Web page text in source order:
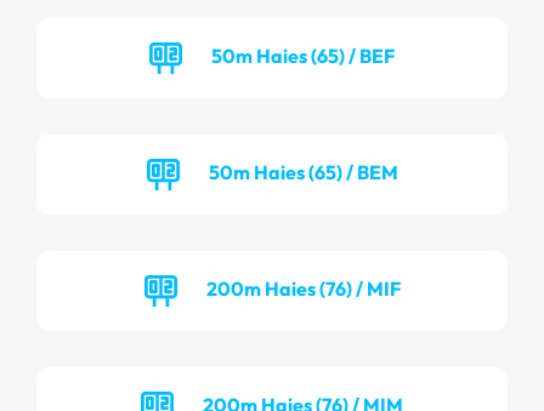
50m Haies (65) / BEF
50m Haies (65) / BEM
200m Haies (76) / MIF
200m Haies (76) / MIM